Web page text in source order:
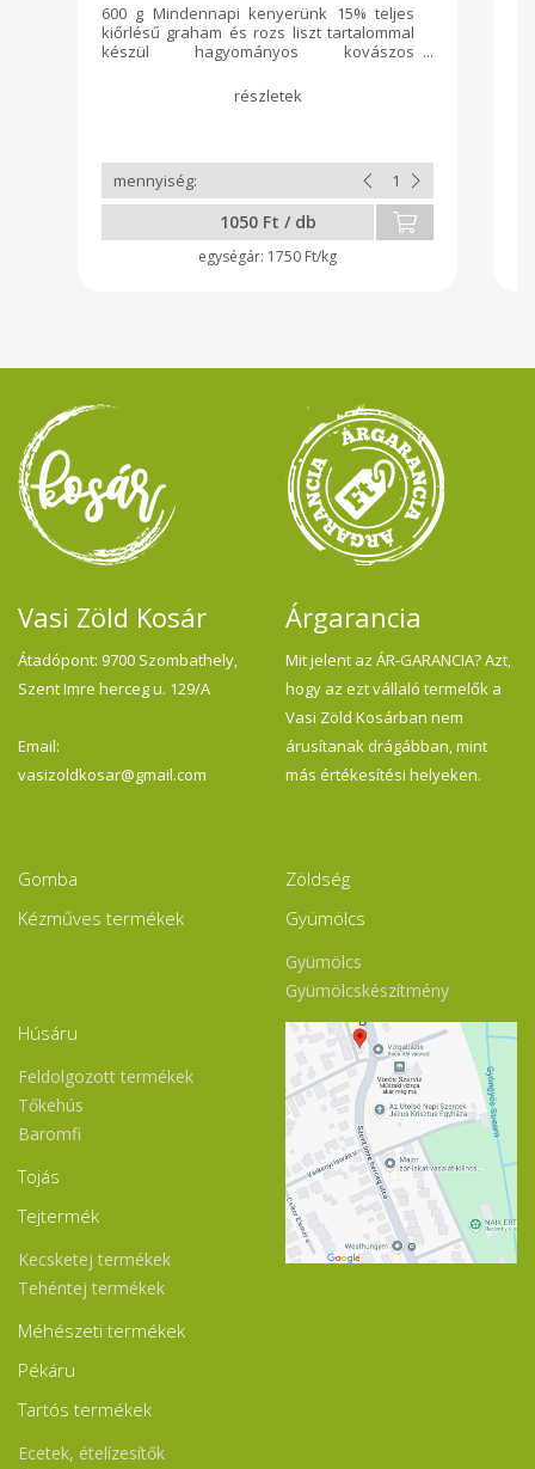
600 g Mindennapi kenyerünk 15% teljes
kiőrlésű graham és rozs liszt tartalommal
készül hagyományos kovászos
és tojást nem tartalmaz. Összetevők:
búzakenyér liszt, kovász, teljes kiőrlésű
1050 Ft / db
1750 Ft/kg
Vasi Zöld Kosár
Átadópont: 9700 Szombathely,
Szent Imre herceg u. 129/A
Email:
vasizoldkosar@gmail.com
Árgarancia
Mit jelent az ÁR-GARANCIA? Azt,
hogy az ezt vállaló termelők a
Vasi Zöld Kosárban nem
árusítanak drágábban, mint
más értékesítési helyeken.
Gomba
Kézműves termékek
Zöldség
Gyümölcs
Gyümölcs
Gyümölcskészítmény
Húsáru
Feldolgozott termékek
Tőkehús
Baromfi
Tojás
Tejtermék
Kecsketej termékek
Tehéntej termékek
Méhészeti termékek
Pékáru
Tartós termékek
Ecetek, ételízesítők